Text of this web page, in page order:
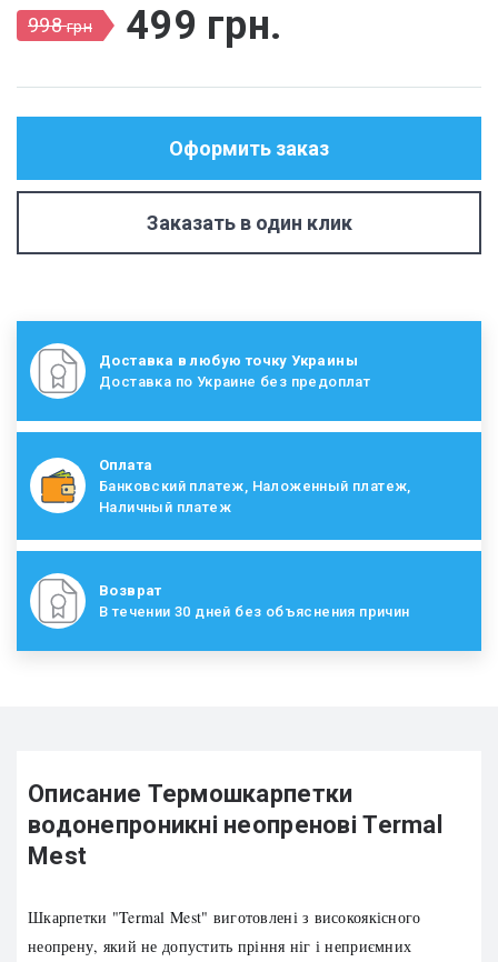
998грн 499 грн.
Оформить заказ
Заказать в один клик
Доставка в любую точку Украины
Доставка по Украине без предоплат
Оплата
Банковский платеж, Наложенный платеж,
Наличный платеж
Возврат
В течении 30 дней без объяснения причин
Описание Термошкарпетки
водонепроникні неопренові Termal
Mest
Шкарпетки "Termal Mest" виготовлені з високоякісного
неопрену, який не допустить пріння ніг і неприємних